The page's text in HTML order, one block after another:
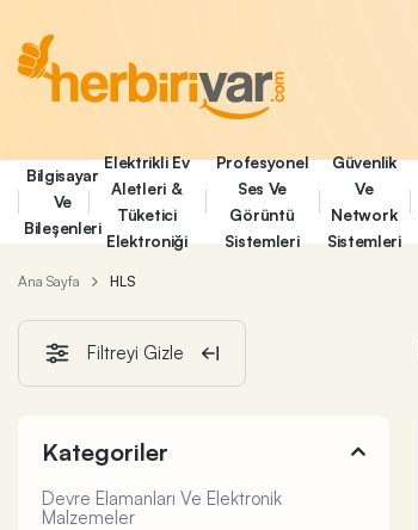
Bilgisayar
Ve
Bileşenleri
Elektrikli Ev
Aletleri &
Tüketici
Elektroniği
Profesyonel
Ses Ve
Görüntü
Sistemleri
Güvenlik
Ve
Network
Sistemleri
Ana Sayfa HLS
Kategoriler
Devre Elamanları Ve Elektronik
Malzemeler
Filtreyi Gizle